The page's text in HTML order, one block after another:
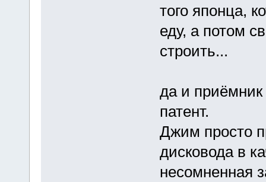
того японца,
еду, а потом
строить...
да и приёмник
патент.
Джим просто
дисковода в
несомненная